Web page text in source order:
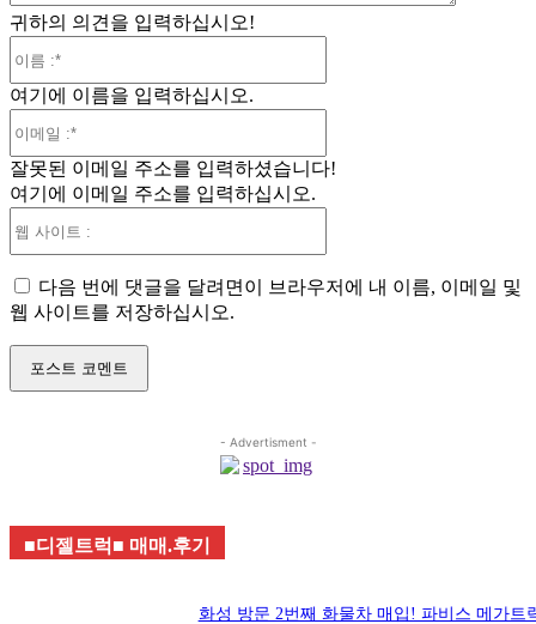
귀하의 의견을 입력하십시오!
여기에 이름을 입력하십시오.
일
잘못된 이메일 주소를 입력하셨습니다!
여기에 이메일 주소를 입력하십시오.
트
다음 번에 댓글을 달려면이 브라우저에 내 이름, 이메일 및
웹 사이트를 저장하십시오.
- Advertisment -
■디젤트럭■ 매매.후기
화성 방문 2번째 화물차 매입! 파비스 메가트